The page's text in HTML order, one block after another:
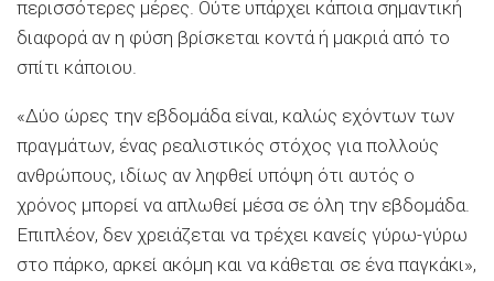
περισσότερες μέρες. Ούτε υπάρχει κάποια σημαντική
διαφορά αν η φύση βρίσκεται κοντά ή μακριά από το
σπίτι κάποιου.
«Δύο ώρες την εβδομάδα είναι, καλώς εχόντων των
πραγμάτων, ένας ρεαλιστικός στόχος για πολλούς
ανθρώπους, ιδίως αν ληφθεί υπόψη ότι αυτός ο
χρόνος μπορεί να απλωθεί μέσα σε όλη την εβδομάδα.
Επιπλέον, δεν χρειάζεται να τρέχει κανείς γύρω-γύρω
στο πάρκο, αρκεί ακόμη και να κάθεται σε ένα παγκάκι»,